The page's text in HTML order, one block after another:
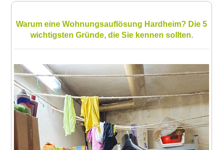
Warum eine Wohnungsauflösung Hardheim? Die 5
wichtigsten Gründe, die Sie kennen sollten.